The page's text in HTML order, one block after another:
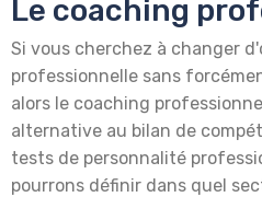
Le coaching
Si vous cherchez à changer
professionnelle sans
alors le coaching
alternative au bilan de
tests de personnalité
pourrons définir dans quel